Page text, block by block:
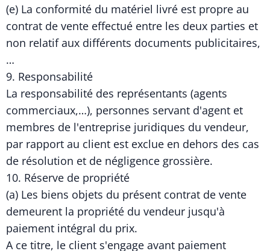
(e) La conformité du matériel livré est propre au
contrat de vente effectué entre les deux parties et
non relatif aux différents documents publicitaires,
…
9. Responsabilité
La responsabilité des représentants (agents
commerciaux,…), personnes servant d'agent et
membres de l'entreprise juridiques du vendeur,
par rapport au client est exclue en dehors des cas
de résolution et de négligence grossière.
10. Réserve de propriété
(a) Les biens objets du présent contrat de vente
demeurent la propriété du vendeur jusqu'à
paiement intégral du prix.
A ce titre, le client s'engage avant paiement